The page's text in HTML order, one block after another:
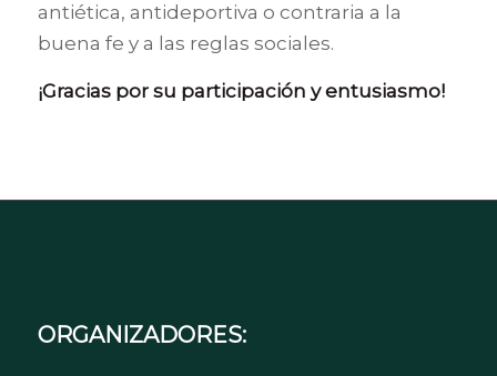
antiética, antideportiva o contraria a la
buena fe y a las reglas sociales.
¡Gracias por su participación y entusiasmo!
ORGANIZADORES: